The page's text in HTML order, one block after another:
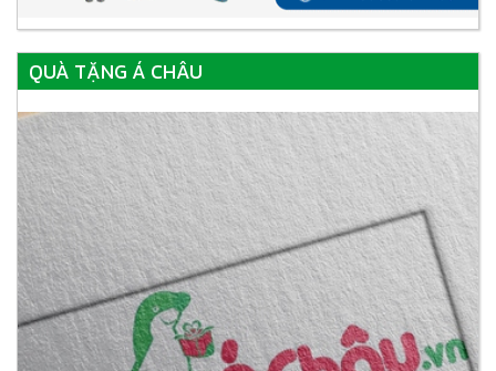
QUÀ TẶNG Á CHÂU